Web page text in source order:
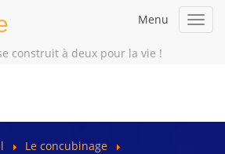
construit à deux pour la vie !
Menu
Le concubinage